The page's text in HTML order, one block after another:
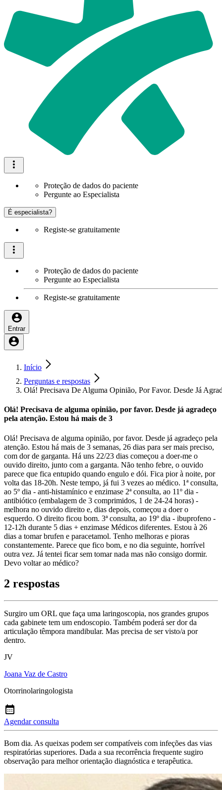
Proteção de dados do paciente
Pergunte ao Especialista
É especialista?
Registe-se gratuitamente
Proteção de dados do paciente
Pergunte ao Especialista
Registe-se gratuitamente
Entrar
Início
Perguntas e respostas
Olá! Precisava De Alguma Opinião, Por Favor. Desde Já
Olá! Precisava de alguma opinião, por favor. Desde já agradeço
pela atenção. Estou há mais de 3
Olá! Precisava de alguma opinião, por favor. Desde já agradeço pela
atenção. Estou há mais de 3 semanas, 26 dias para ser mais preciso,
com dor de garganta. Há uns 22/23 dias começou a doer-me o
ouvido direito, junto com a garganta. Não tenho febre, o ouvido
parece que fica entupido quando engulo e dói. Fica pior à noite, por
volta das 18-20h. Neste tempo, já fui 3 vezes ao médico. 1ª consulta,
ao 5º dia - anti-histamínico e enzimase 2ª consulta, ao 11º dia -
antibiótico (embalagem de 3 comprimidos, 1 de 24-24 horas) -
melhora no ouvido direito e, dias depois, começou a doer o
esquerdo. O direito ficou bom. 3ª consulta, ao 19º dia - ibuprofeno -
12-12h durante 5 dias + enzimase Médicos diferentes. Estou à 26
dias a tomar brufen e paracetamol. Tenho melhoras e pioras
constantemente. Parece que fico bom, e no dia seguinte, horrível
outra vez. Já tentei ficar sem tomar nada mas não consigo dormir.
Devo voltar ao médico?
2 respostas
Surgiro um ORL que faça uma laringoscopia, nos grandes grupos
cada gabinete tem um endoscopio. Também poderá ser dor da
articulação têmpora mandibular. Mas precisa de ser visto/a por
dentro.
JV
Joana Vaz de Castro
Otorrinolaringologista
Agendar consulta
Bom dia. As queixas podem ser compatíveis com infeções das vias
respiratórias superiores. Dada a sua recorrência frequente sugiro
observação para melhor orientação diagnóstica e terapêutica.